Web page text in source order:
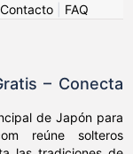
Contacto FAQ
– Conecta
de Japón para
reúne solteros